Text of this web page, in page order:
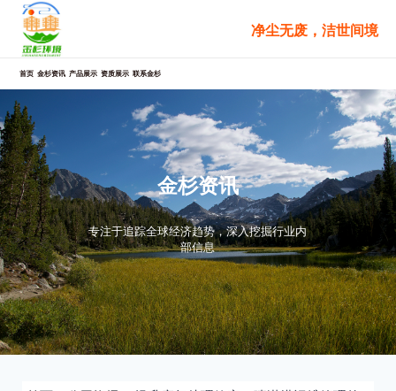
净尘无废，洁世间境
首页 金杉资讯 产品展示 资质展示 联系金杉
金杉资讯
专注于追踪全球经济趋势，深入挖掘行业内
部信息